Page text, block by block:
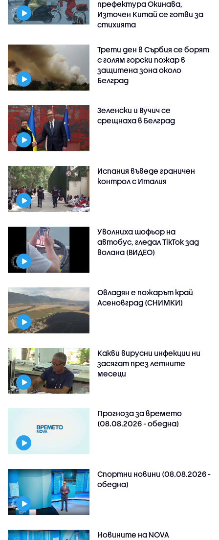
префектура Окинава,
Източен Китай се готви за
стихията
Трети ден в Сърбия се борят
с голям горски пожар в
защитена зона около
Белград
Зеленски и Вучич се
срещнаха в Белград
Испания въведе граничен
контрол с Италия
Уволниха шофьор на
автобус, гледал TikTok зад
волана (ВИДЕО)
Овладян е пожарът край
Асеновград (СНИМКИ)
Какви вирусни инфекции ни
засягат през летните
месеци
Прогноза за времето
(08.08.2026 - обедна)
Спортни новини (08.08.2026 -
обедна)
Новините на NOVA